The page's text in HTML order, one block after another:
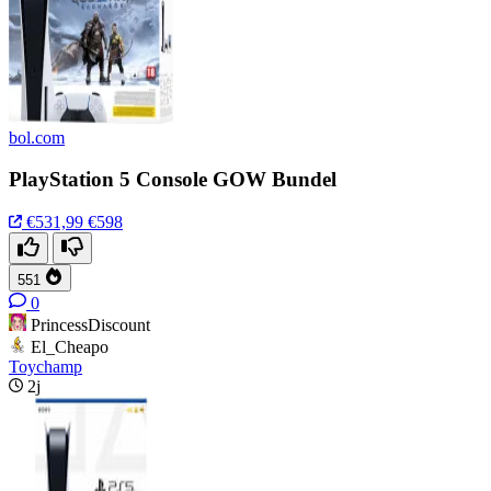
bol.com
PlayStation 5 Console GOW Bundel
€531,99 €598
551
0
PrincessDiscount
El_Cheapo
Toychamp
2j